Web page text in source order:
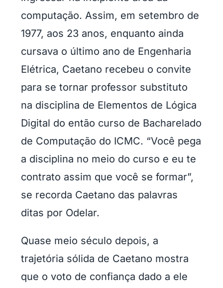
computação. Assim, em setembro de
1977, aos 23 anos, enquanto ainda
cursava o último ano de Engenharia
Elétrica, Caetano recebeu o convite
para se tornar professor substituto
na disciplina de Elementos de Lógica
Digital do então curso de Bacharelado
de Computação do ICMC. “Você pega
a disciplina no meio do curso e eu te
contrato assim que você se formar”,
se recorda Caetano das palavras
ditas por Odelar.
Quase meio século depois, a
trajetória sólida de Caetano mostra
que o voto de confiança dado a ele